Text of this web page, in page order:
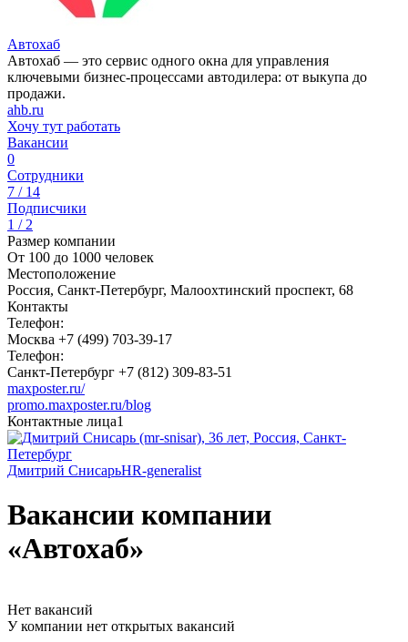
Автохаб
Автохаб — это сервис одного окна для управления
ключевыми бизнес-процессами автодилера: от выкупа до
продажи.
ahb.ru
Хочу тут работать
Вакансии
0
Сотрудники
7 / 14
Подписчики
1 / 2
Размер компании
От 100 до 1000 человек
Местоположение
Россия, Санкт-Петербург, Малоохтинский проспект, 68
Контакты
Телефон:
Москва +7 (499) 703-39-17
Телефон:
Санкт-Петербург +7 (812) 309-83-51
maxposter.ru/
promo.maxposter.ru/blog
Контактные лица1
Дмитрий СнисарьHR-generalist
Вакансии компании
«Автохаб»
Нет вакансий
У компании нет открытых вакансий